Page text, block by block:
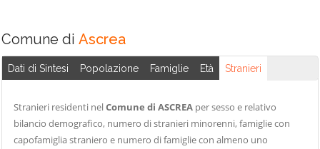
Configni
Contigliano
Petrella Salto
Comune di Ascrea
Dati di Sintesi Popolazione Famiglie Età Stranieri
Stranieri residenti nelComune di ASCREA per sesso e relativo
bilancio demografico, numero di stranieri minorenni, famiglie con
capofamiglia straniero e numero di famiglie con almeno uno